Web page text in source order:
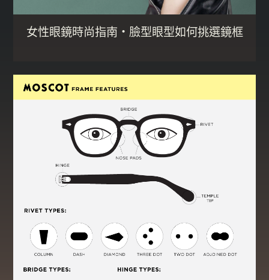
女性眼鏡時尚指南・臉型眼型如何挑選鏡框